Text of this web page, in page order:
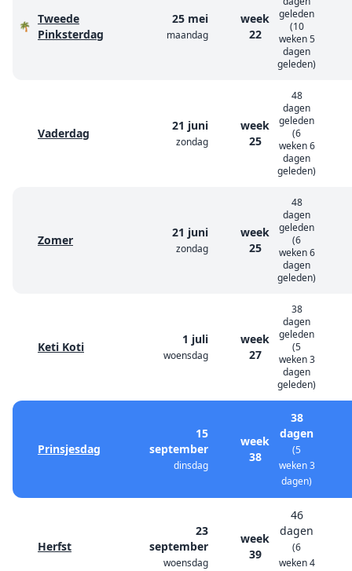
🌴
Tweede
Pinksterdag
25 mei
maandag
week
22
geleden
(10
weken 5
dagen
geleden)
Vaderdag
21 juni
zondag
week
25
48
dagen
geleden
(6
weken 6
dagen
geleden)
Zomer
21 juni
zondag
week
25
48
dagen
geleden
(6
weken 6
dagen
geleden)
Keti Koti
1 juli
woensdag
week
27
38
dagen
geleden
(5
weken 3
dagen
geleden)
Prinsjesdag
15
september
dinsdag
week
38
38
dagen
(5
weken 3
dagen)
Herfst
23
september
woensdag
week
39
46
dagen
(6
weken 4